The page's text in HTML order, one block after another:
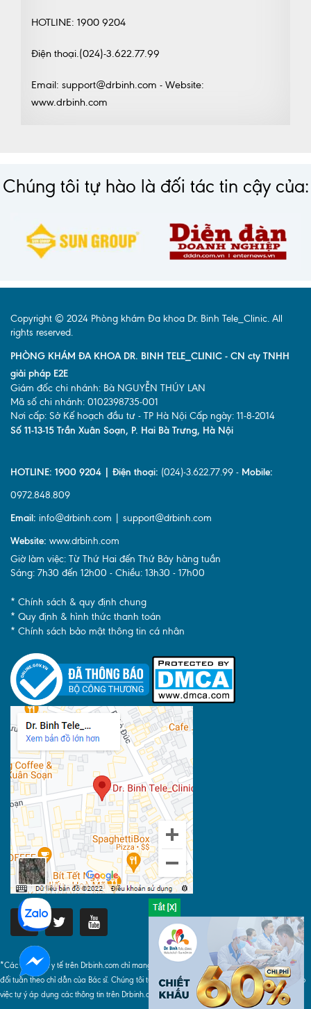
HOTLINE: 1900 9204
Điện thoại.(024)-3.622.77.99
Email: support@drbinh.com - Website:
www.drbinh.com
Chúng tôi tự hào là đối tác tin cậy của:
Copyright © 2024 Phòng khám Đa khoa Dr. Binh Tele_Clinic. All
rights reserved.
PHÒNG KHÁM ĐA KHOA DR. BINH TELE_CLINIC - CN cty TNHH
giải pháp E2E
Giám đốc chi nhánh: Bà NGUYỄN THÚY LAN
Mã số chi nhánh: 0102398735-001
Nơi cấp: Sở Kế hoạch đầu tư - TP Hà Nội Cấp ngày: 11-8-2014
Số 11-13-15 Trần Xuân Soạn, P. Hai Bà Trưng, Hà Nội
HOTLINE: 1900 9204 | Điện thoại: (024)-3.622.77.99 - Mobile:
0972.848.809
Email: info@drbinh.com | support@drbinh.com
Website: www.drbinh.com
Giờ làm việc: Từ Thứ Hai đến Thứ Bảy hàng tuần
Sáng: 7h30 đến 12h00 - Chiều: 13h30 - 17h00
* Chính sách & quy định chung
* Quy định & hình thức thanh toán
* Chính sách bảo mật thông tin cá nhân
*Các thông tin y tế trên Drbinh.com chỉ mang tính chất tham khảo, khi áp dụng phải tuyệt
đối tuân theo chỉ dẫn của Bác sĩ. Chúng tôi tuyệt đối không chịu bất cứ trách nhiệm nào do
việc tự ý áp dụng các thông tin trên Drbinh.com gây ra.